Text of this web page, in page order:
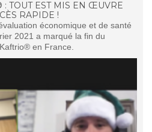
TOUT EST MIS EN ŒUVRE
RAPIDE !
économique et de santé
2021 a marqué la fin du
en France.